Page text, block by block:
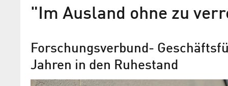
"Im Ausland ohne zu
Forschungsverbund-
Jahren in den Ruhestand